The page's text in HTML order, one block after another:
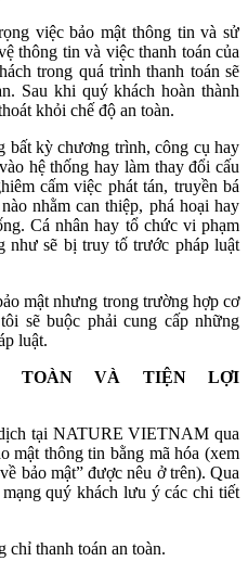
việc bảo mật thông tin và sử
thông tin và việc thanh toán của
trong quá trình thanh toán sẽ
Sau khi quý khách hoàn thành
khỏi chế độ an toàn.
bất kỳ chương trình, công cụ hay
hệ thống hay làm thay đổi cấu
cấm việc phát tán, truyền bá
nhằm can thiệp, phá hoại hay
Cá nhân hay tổ chức vi phạm
như sẽ bị truy tố trước pháp luật
mật nhưng trong trường hợp cơ
sẽ buộc phải cung cấp những
luật.
TOÀN VÀ TIỆN LỢI
tại NATURE VIETNAM qua
mật thông tin bằng mã hóa (xem
bảo mật” được nêu ở trên). Qua
quý khách lưu ý các chi tiết
chỉ thanh toán an toàn.